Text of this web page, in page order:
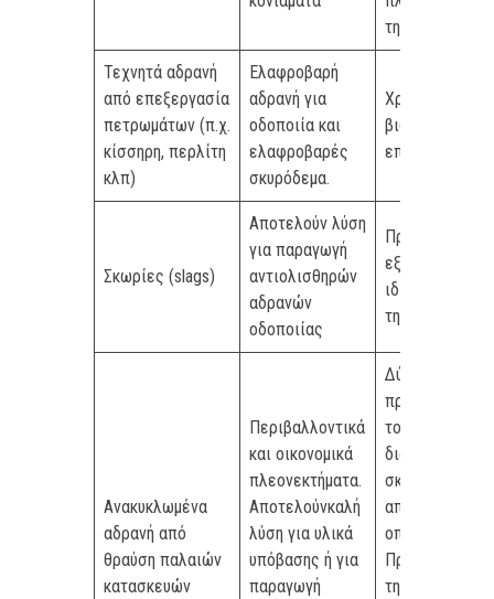
την χρήση
Τεχνητά αδρανή
από επεξεργασία
πετρωμάτων (π.χ.
κίσσηρη, περλίτη
κλπ)
Ελαφροβαρή
αδρανή για
οδοποιία και
ελαφροβαρές
σκυρόδεμα.
Χρειάζονται
βιομηχανική
επεξεργασία
Σκωρίες (slags)
Αποτελούν λύση
για παραγωγή
αντιολισθηρών
αδρανών
οδοποιίας
Πρέπει να
εξετάζονται οι
ιδιότητες πριν
την χρήση τους
Ανακυκλωμένα
αδρανή από
θραύση παλαιών
κατασκευών
Περιβαλλοντικά
και οικονομικά
πλεονεκτήματα.
Αποτελούνκαλή
λύση για υλικά
υπόβασης ή για
παραγωγή
Δύσκολη η
προδιαλογή
τους (π.χ.
διαχωρισμός
σκυροδέματος
από χάλυβα
οπλισμού).
Πρέπει πριν
την χρήση τους